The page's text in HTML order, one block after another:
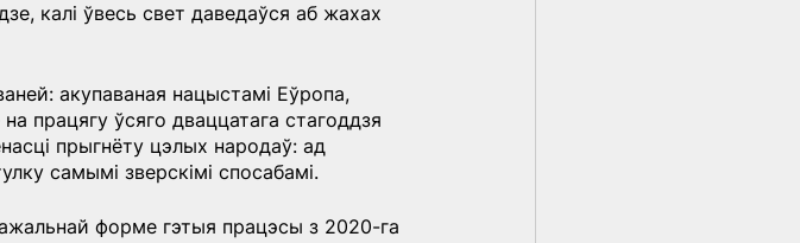
калі ўвесь свет даведаўся аб жахах
акупаваная нацыстамі Еўропа,
працягу ўсяго дваццатага стагоддзя
прыгнёту цэлых народаў: ад
самымі зверскімі спосабамі.
форме гэтыя працэсы з 2020-га